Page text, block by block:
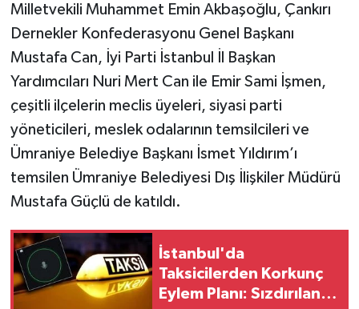
Milletvekili Muhammet Emin Akbaşoğlu, Çankırı
Dernekler Konfederasyonu Genel Başkanı
Mustafa Can, İyi Parti İstanbul İl Başkan
Yardımcıları Nuri Mert Can ile Emir Sami İşmen,
çeşitli ilçelerin meclis üyeleri, siyasi parti
yöneticileri, meslek odalarının temsilcileri ve
Ümraniye Belediye Başkanı İsmet Yıldırım’ı
temsilen Ümraniye Belediyesi Dış İlişkiler Müdürü
Mustafa Güçlü de katıldı.
İstanbul'da
Taksicilerden Korkunç
Eylem Planı: Sızdırılan